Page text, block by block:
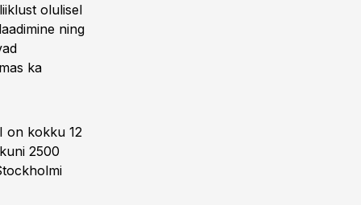
olulisel
ning
ka
on kokku 12
2500